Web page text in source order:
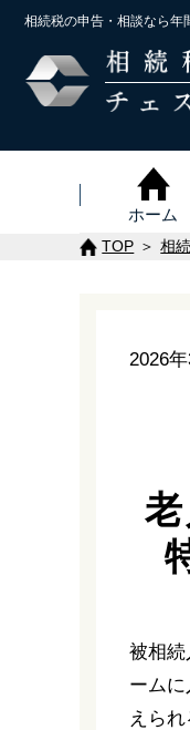
相続税の申告・相談なら年
ホーム
TOP 相
2026
被相
ーム
えら